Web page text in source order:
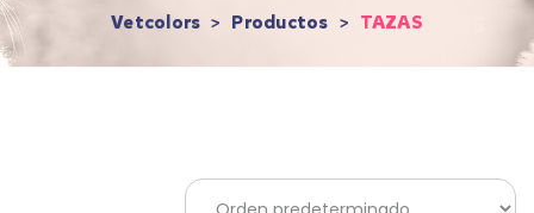
Vetcolors > Productos > TAZAS